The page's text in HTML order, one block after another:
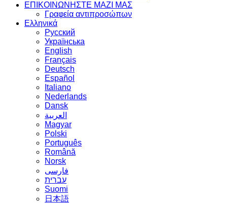
ΕΠΙΚΟΙΝΩΝΗΣΤΕ ΜΑΖΙ ΜΑΣ
Γραφεία αντιπροσώπων
Ελληνικά
Русский
Українська
English
Français
Deutsch
Español
Italiano
Nederlands
Dansk
العربية
Magyar
Polski
Português
Română
Norsk
فارسی
עברית
Suomi
日本語